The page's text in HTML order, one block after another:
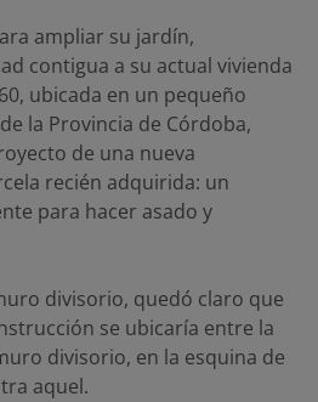
ampliar su jardín,
contigua a su actual vivienda
ubicada en un pequeño
la Provincia de Córdoba,
de una nueva
recién adquirida: un
para hacer asado y
divisorio, quedó claro que
se ubicaría entre la
divisorio, en la esquina de
aquel.